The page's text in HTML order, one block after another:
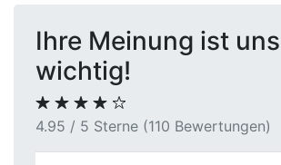
gekauft. Die Bewertung war fair,
gab es einige kleinere
Kommunikationsverbesserungen.